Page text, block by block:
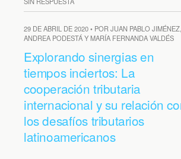
29 DE ABRIL DE 2020 • POR JUAN PABLO
ANDREA PODESTÁ Y MARÍA FERNANDA VALDÉS
Explorando sinergias en
tiempos inciertos: La
cooperación tributaria
internacional y su relación
los desafíos tributarios
latinoamericanos